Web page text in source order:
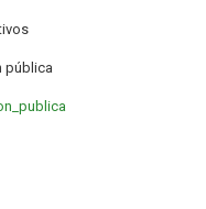
pública